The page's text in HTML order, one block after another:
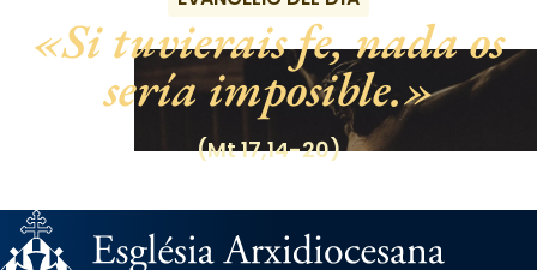
Si tuvierais fe, nada os
sería imposible.
(Mt 17,14-20)